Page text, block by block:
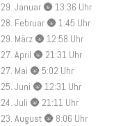
29. Januar 🌚 13:36 Uhr
28. Februar 🌚 1:45 Uhr
29. März 🌚 12:58 Uhr
27. April 🌚 21:31 Uhr
27. Mai 🌚 5:02 Uhr
25. Juni 🌚 12:31 Uhr
24. Juli 🌚 21:11 Uhr
23. August 🌚 8:06 Uhr